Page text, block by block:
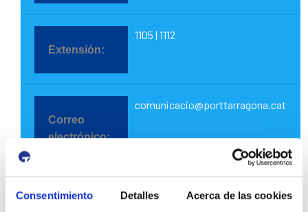
Consentimiento Detalles Acerca de las cookies
1105 | 1112
comunicacio@porttarragona.cat
Sostenibilidad y medio ambiente